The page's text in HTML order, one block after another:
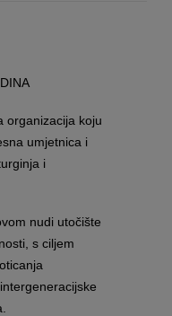
organizacija koju
umjetnica i
i
nudi utočište
s ciljem